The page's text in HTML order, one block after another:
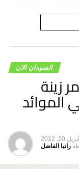
من كلّ العصابات
غير الشرعية ،
الجاهزية لمكافحة
السودان الان
زينة
الموائد
أبريل 20, 2022
رانيا الفاضل